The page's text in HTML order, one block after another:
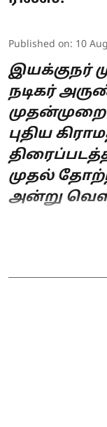
Published on: 10
இயக்குநர்
நடிகர்
புதிய
முதல்
அன்று